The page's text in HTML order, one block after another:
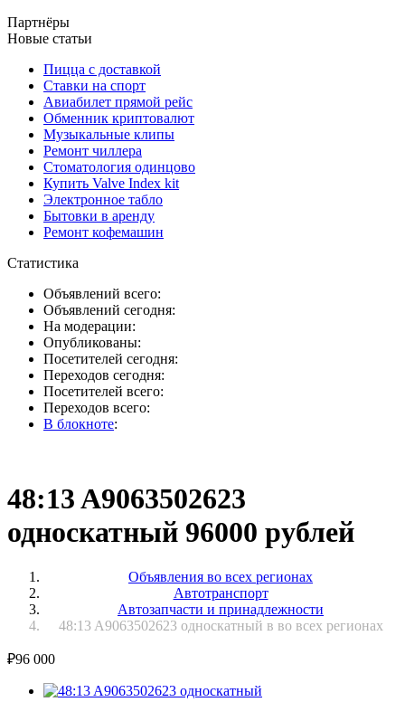
Партнёры
Новые статьи
Пицца с доставкой
Ставки на спорт
Авиабилет прямой рейс
Обменник криптовалют
Музыкальные клипы
Ремонт чиллера
Стоматология одинцово
Купить Valve Index kit
Электронное табло
Бытовки в аренду
Ремонт кофемашин
Статистика
Объявлений всего:
Объявлений сегодня:
На модерации:
Опубликованы:
Посетителей сегодня:
Переходов сегодня:
Посетителей всего:
Переходов всего:
В блокноте:
48:13 A9063502623
односкатный 96000 рублей
Объявления во всех регионах
Автотранспорт
Автозапчасти и принадлежности
48:13 A9063502623 односкатный в во всех регионах
₽96 000